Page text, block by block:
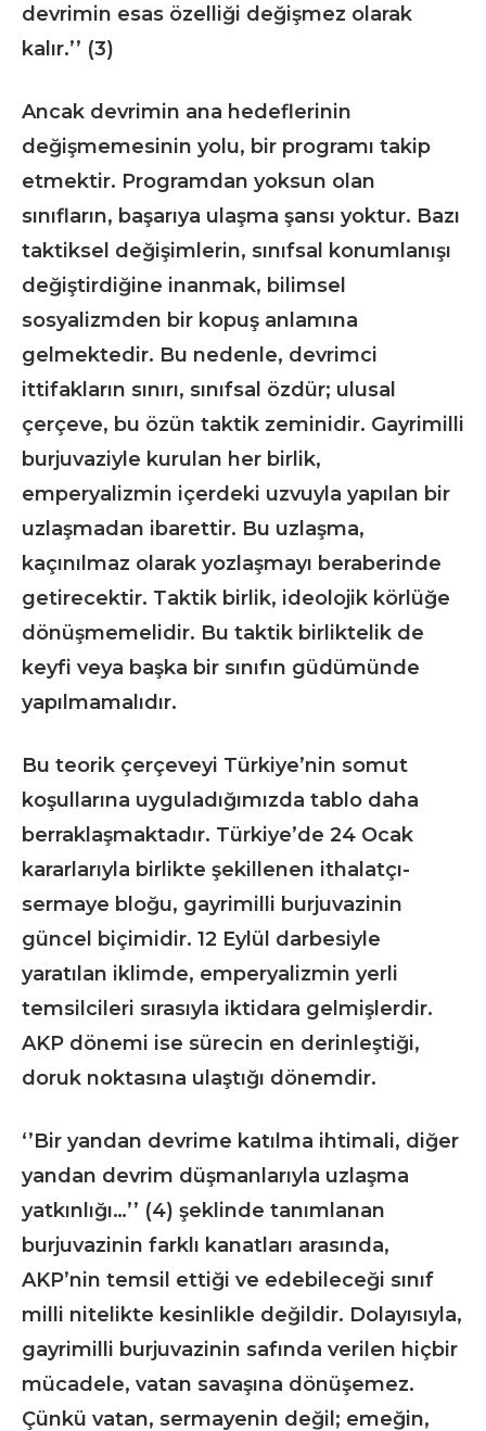
devrimin esas özelliği değişmez olarak
kalır.’’ (3)
Ancak devrimin ana hedeflerinin
değişmemesinin yolu, bir programı takip
etmektir. Programdan yoksun olan
sınıfların, başarıya ulaşma şansı yoktur. Bazı
taktiksel değişimlerin, sınıfsal konumlanışı
değiştirdiğine inanmak, bilimsel
sosyalizmden bir kopuş anlamına
gelmektedir. Bu nedenle, devrimci
ittifakların sınırı, sınıfsal özdür; ulusal
çerçeve, bu özün taktik zeminidir. Gayrimilli
burjuvaziyle kurulan her birlik,
emperyalizmin içerdeki uzvuyla yapılan bir
uzlaşmadan ibarettir. Bu uzlaşma,
kaçınılmaz olarak yozlaşmayı beraberinde
getirecektir. Taktik birlik, ideolojik körlüğe
dönüşmemelidir. Bu taktik birliktelik de
keyfi veya başka bir sınıfın güdümünde
yapılmamalıdır.
Bu teorik çerçeveyi Türkiye’nin somut
koşullarına uyguladığımızda tablo daha
berraklaşmaktadır. Türkiye’de 24 Ocak
kararlarıyla birlikte şekillenen ithalatçı-
sermaye bloğu, gayrimilli burjuvazinin
güncel biçimidir. 12 Eylül darbesiyle
yaratılan iklimde, emperyalizmin yerli
temsilcileri sırasıyla iktidara gelmişlerdir.
AKP dönemi ise sürecin en derinleştiği,
doruk noktasına ulaştığı dönemdir.
‘’Bir yandan devrime katılma ihtimali, diğer
yandan devrim düşmanlarıyla uzlaşma
yatkınlığı…’’ (4) şeklinde tanımlanan
burjuvazinin farklı kanatları arasında,
AKP’nin temsil ettiği ve edebileceği sınıf
milli nitelikte kesinlikle değildir. Dolayısıyla,
gayrimilli burjuvazinin safında verilen hiçbir
mücadele, vatan savaşına dönüşemez.
Çünkü vatan, sermayenin değil; emeğin,